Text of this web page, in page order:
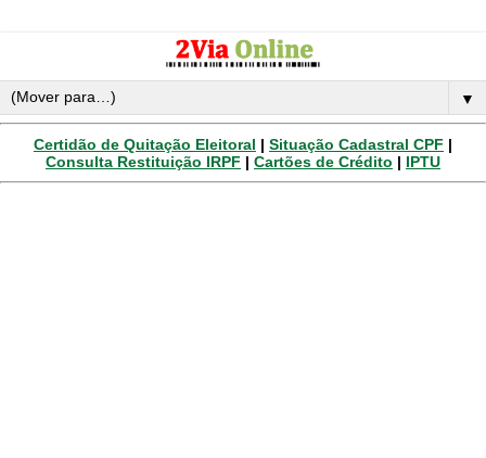
▼
Certidão de Quitação Eleitoral | Situação Cadastral CPF |
Consulta Restituição IRPF | Cartões de Crédito | IPTU